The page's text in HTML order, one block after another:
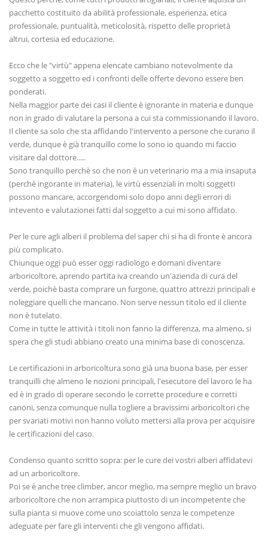
pacchetto costituito da abilità professionale, esperienza, etica
professionale, puntualità, meticolosità, rispetto delle proprietà
altrui, cortesia ed educazione.
Ecco che le "virtù" appena elencate cambiano notevolmente da
soggetto a soggetto ed i confronti delle offerte devono essere ben
ponderati.
Nella maggior parte dei casi il cliente è ignorante in materia e dunque
non in grado di valutare la persona a cui sta commissionando il lavoro.
Il cliente sa solo che sta affidando l'intervento a persone che curano il
verde, dunque è già tranquillo come lo sono io quando mi faccio
visitare dal dottore.....
Sono tranquillo perchè so che non è un veterinario ma a mia insaputa
(perchè ingorante in materia), le virtù essenziali in molti soggetti
possono mancare, accorgendomi solo dopo anni degli errori di
intevento e valutazionei fatti dal soggetto a cui mi sono affidato.
Per le cure agli alberi il problema del saper chi si ha di fronte è ancora
più complicato.
Chiunque oggi può esser oggi radiologo e domani diventare
arboricoltore, aprendo partita iva creando un'azienda di cura del
verde, poichè basta comprare un furgone, quattro attrezzi principali e
noleggiare quelli che mancano. Non serve nessun titolo ed il cliente
non è tutelato.
Come in tutte le attività i titoli non fanno la differenza, ma almeno, si
spera che gli studi abbiano creato una minima base di conoscenza.
Le certificazioni in arboricoltura sono già una buona base, per esser
tranquilli che almeno le nozioni principali, l'esecutore del lavoro le ha
ed è in grado di operare secondo le corrette procedure e corretti
canoni, senza comunque nulla togliere a bravissimi arboricoltori che
per svariati motivi non hanno voluto mettersi alla prova per acquisire
le certificazioni del caso.
Condenso quanto scritto sopra: per le cure dei vostri alberi affidatevi
ad un arboricoltore.
Poi se è anche tree climber, ancor meglio, ma sempre meglio un bravo
arboricoltore che non arrampica piuttosto di un incompetente che
sulla pianta si muove come uno scoiattolo senza le competenze
adeguate per fare gli interventi che gli vengono affidati.